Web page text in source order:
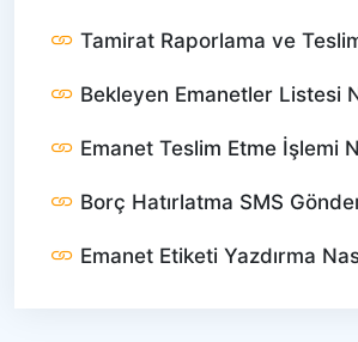
Tamirat Raporlama ve
Bekleyen Emanetler Listesi
Emanet Teslim Etme İşlemi
Borç Hatırlatma SMS
Emanet Etiketi Yazdırma